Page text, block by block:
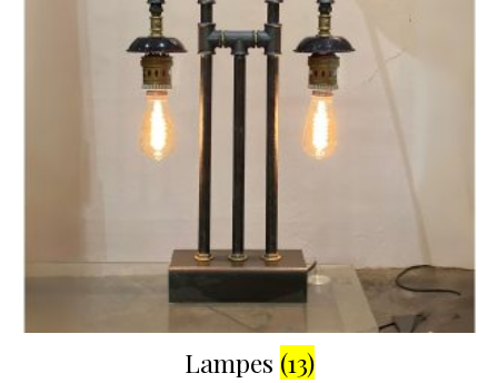
Lampes (13)